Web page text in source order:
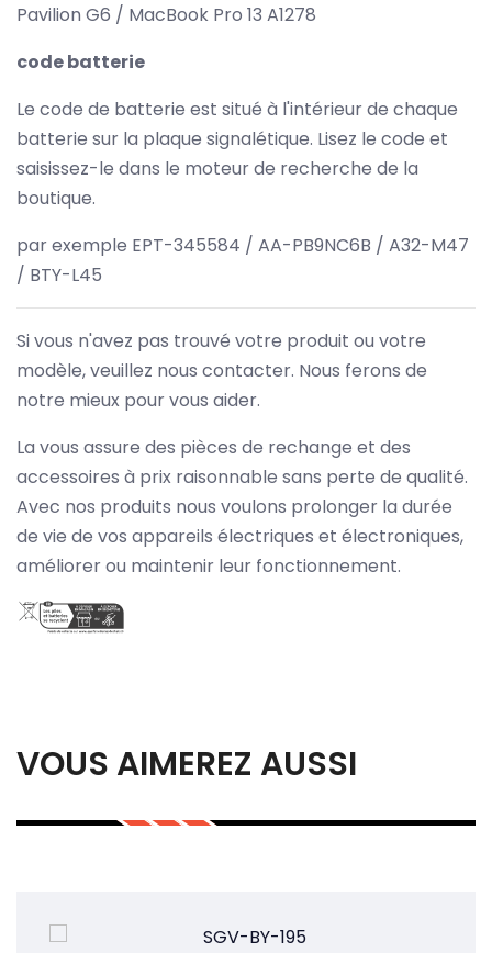
Pavilion G6 / MacBook Pro 13 A1278
code batterie
Le code de batterie est situé à l'intérieur de chaque
batterie sur la plaque signalétique. Lisez le code et
saisissez-le dans le moteur de recherche de la
boutique.
par exemple EPT-345584 / AA-PB9NC6B / A32-M47
/ BTY-L45
Si vous n'avez pas trouvé votre produit ou votre
modèle, veuillez nous contacter. Nous ferons de
notre mieux pour vous aider.
La vous assure des pièces de rechange et des
accessoires à prix raisonnable sans perte de qualité.
Avec nos produits nous voulons prolonger la durée
de vie de vos appareils électriques et électroniques,
améliorer ou maintenir leur fonctionnement.
VOUS AIMEREZ AUSSI